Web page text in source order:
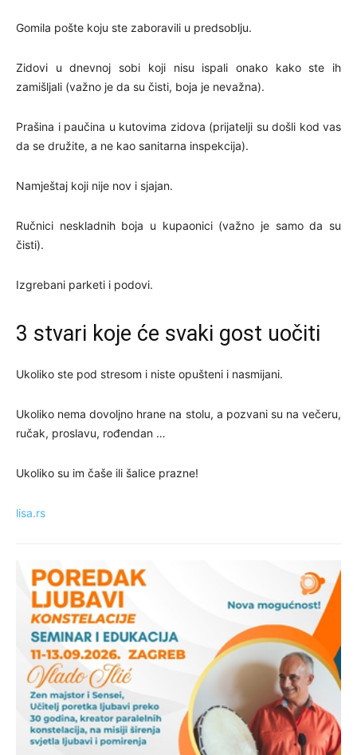
Gomila pošte koju ste zaboravili u predsoblju.
Zidovi u dnevnoj sobi koji nisu ispali onako kako ste ih
zamišljali (važno je da su čisti, boja je nevažna).
Prašina i paučina u kutovima zidova (prijatelji su došli kod vas
da se družite, a ne kao sanitarna inspekcija).
Namještaj koji nije nov i sjajan.
Ručnici neskladnih boja u kupaonici (važno je samo da su
čisti).
Izgrebani parketi i podovi.
3 stvari koje će svaki gost uočiti
Ukoliko ste pod stresom i niste opušteni i nasmijani.
Ukoliko nema dovoljno hrane na stolu, a pozvani su na večeru,
ručak, proslavu, rođendan …
Ukoliko su im čaše ili šalice prazne!
lisa.rs